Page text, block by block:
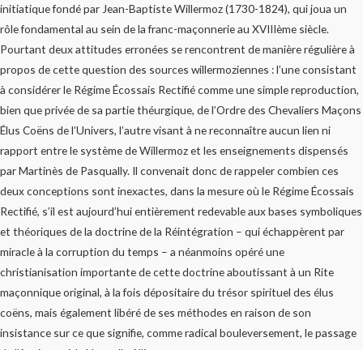
initiatique fondé par Jean-Baptiste Willermoz (1730-1824), qui joua un
rôle fondamental au sein de la franc-maçonnerie au XVIIIème siècle.
Pourtant deux attitudes erronées se rencontrent de manière régulière à
propos de cette question des sources willermoziennes : l’une consistant
à considérer le Régime Écossais Rectifié comme une simple reproduction,
bien que privée de sa partie théurgique, de l’Ordre des Chevaliers Maçons
Élus Coëns de l’Univers, l’autre visant à ne reconnaître aucun lien ni
rapport entre le système de Willermoz et les enseignements dispensés
par Martinès de Pasqually. Il convenait donc de rappeler combien ces
deux conceptions sont inexactes, dans la mesure où le Régime Écossais
Rectifié, s’il est aujourd’hui entièrement redevable aux bases symboliques
et théoriques de la doctrine de la Réintégration – qui échappèrent par
miracle à la corruption du temps – a néanmoins opéré une
christianisation importante de cette doctrine aboutissant à un Rite
maçonnique original, à la fois dépositaire du trésor spirituel des élus
coëns, mais également libéré de ses méthodes en raison de son
insistance sur ce que signifie, comme radical bouleversement, le passage